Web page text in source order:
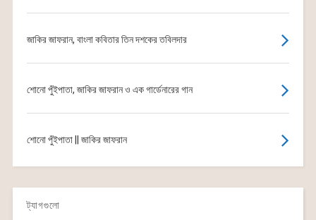
জাকির জাফরান, বাংলা কবিতার তিন দশকের তবিলদার
শোনো পুঁইপাতা, জাকির জাফরান ও এক গার্ডেনারের গান
শোনো পুঁইপাতা || জাকির জাফরান
ট্যাগগুলো